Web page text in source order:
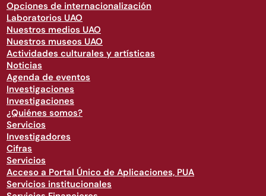
Opciones de internacionalización
Laboratorios UAO
Nuestros medios UAO
Nuestros museos UAO
Actividades culturales y artísticas
Noticias
Agenda de eventos
Investigaciones
Investigaciones
¿Quiénes somos?
Servicios
Investigadores
Cifras
Servicios
Acceso a Portal Único de Aplicaciones, PUA
Servicios institucionales